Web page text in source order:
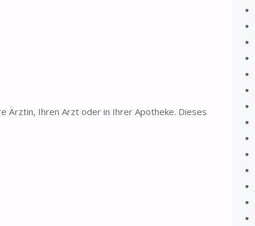
Ärztin, Ihren Arzt oder in Ihrer Apotheke. Dieses